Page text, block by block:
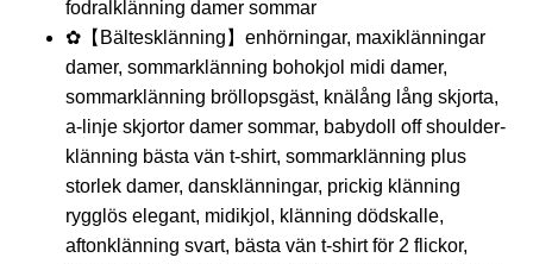
fodralklänning damer sommar
✿【Bältesklänning】enhörningar, maxiklänningar
damer, sommarklänning bohokjol midi damer,
sommarklänning bröllopsgäst, knälång lång skjorta,
a-linje skjortor damer sommar, babydoll off shoulder-
klänning bästa vän t-shirt, sommarklänning plus
storlek damer, dansklänningar, prickig klänning
rygglös elegant, midikjol, klänning dödskalle,
aftonklänning svart, bästa vän t-shirt för 2 flickor,